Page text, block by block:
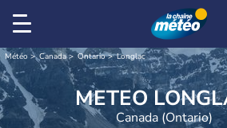
Météo Canada Ontario Longlac
METEO
Canada (Ontario)